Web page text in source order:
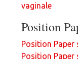
vaginale
Position
Position Paper
Position Paper